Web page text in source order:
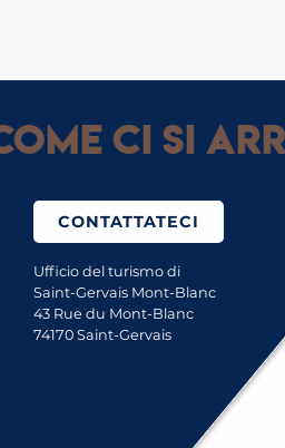
ci si
CONTATTATECI
Ufficio del turismo di
Saint-Gervais Mont-Blanc
43 Rue du Mont-Blanc
74170 Saint-Gervais